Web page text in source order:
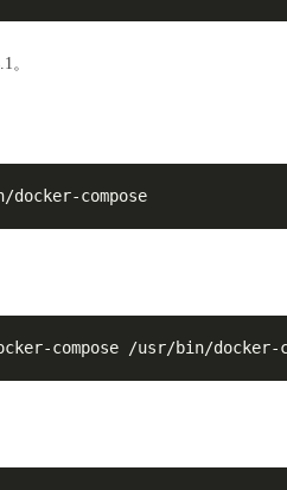
。
compose
compose /usr/bin/docker-